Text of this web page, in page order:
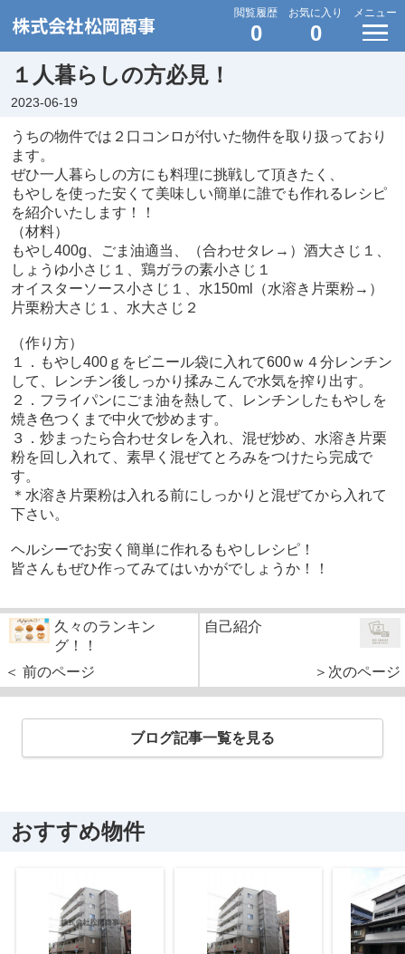
閲覧履歴
0
お気に入り
0
メニュー
１人暮らしの方必見！
2023-06-19
うちの物件では２口コンロが付いた物件を取り扱っており
ます。
ぜひ一人暮らしの方にも料理に挑戦して頂きたく、
もやしを使った安くて美味しい簡単に誰でも作れるレシピ
を紹介いたします！！
（材料）
もやし400g、ごま油適当、（合わせタレ→）酒大さじ１、
しょうゆ小さじ１、鶏ガラの素小さじ１
オイスターソース小さじ１、水150ml（水溶き片栗粉→）
片栗粉大さじ１、水大さじ２
（作り方）
１．もやし400ｇをビニール袋に入れて600ｗ４分レンチン
して、レンチン後しっかり揉みこんで水気を搾り出す。
２．フライパンにごま油を熱して、レンチンしたもやしを
焼き色つくまで中火で炒めます。
３．炒まったら合わせタレを入れ、混ぜ炒め、水溶き片栗
粉を回し入れて、素早く混ぜてとろみをつけたら完成で
す。
＊水溶き片栗粉は入れる前にしっかりと混ぜてから入れて
下さい。
ヘルシーでお安く簡単に作れるもやしレシピ！
皆さんもぜひ作ってみてはいかがでしょうか！！
久々のランキン
グ！！
＜ 前のページ
自己紹介
＞次のページ
ブログ記事一覧を見る
おすすめ物件